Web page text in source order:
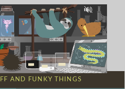
AND FUNKY THINGS